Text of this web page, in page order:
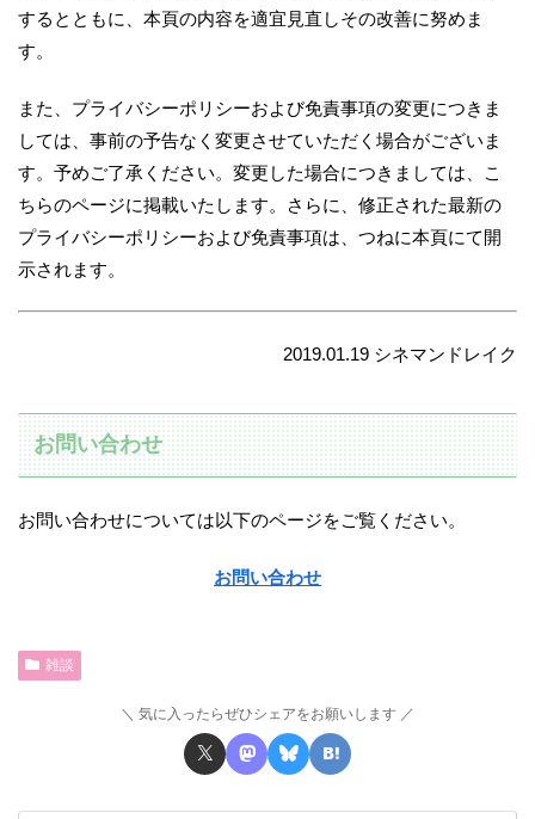
するとともに、本頁の内容を適宜見直しその改善に努めま
す。
また、プライバシーポリシーおよび免責事項の変更につきま
しては、事前の予告なく変更させていただく場合がございま
す。予めご了承ください。変更した場合につきましては、こ
ちらのページに掲載いたします。さらに、修正された最新の
プライバシーポリシーおよび免責事項は、つねに本頁にて開
示されます。
2019.01.19 シネマンドレイク
お問い合わせ
お問い合わせについては以下のページをご覧ください。
お問い合わせ
雑談
気に入ったらぜひシェアをお願いします